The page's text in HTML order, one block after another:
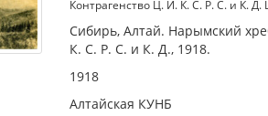
Контрагенство Ц. И. К. С. Р. С. и К.
Сибирь, Алтай. Нарымский
К. С. Р. С. и К. Д., 1918.
1918
Алтайская КУНБ